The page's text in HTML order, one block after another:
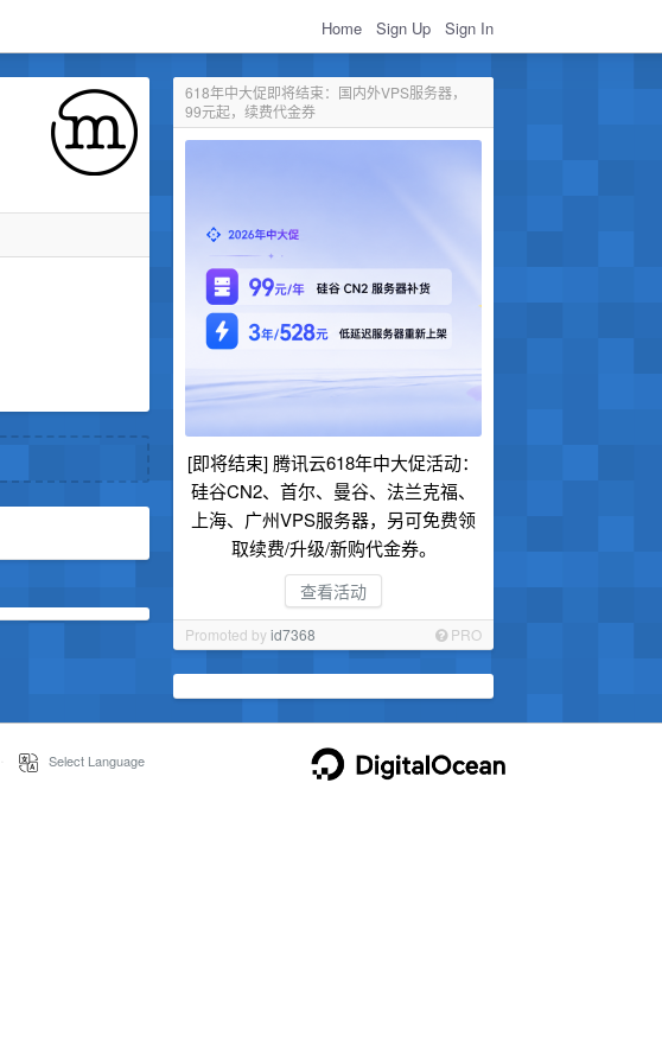
Home Sign Up Sign In
618年中大促即将结束：国内外VPS服务器，
99元起，续费代金券
[即将结束] 腾讯云618年中大促活动：
硅谷CN2、首尔、曼谷、法兰克福、
上海、广州VPS服务器，另可免费领
取续费/升级/新购代金券。
查看活动
Promoted byid7368 PRO
Select Language